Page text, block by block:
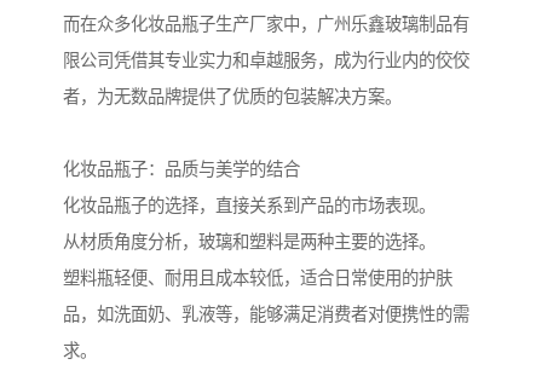
而在众多化妆品瓶子生产厂家中，广州乐鑫玻璃制品有
限公司凭借其专业实力和卓越服务，成为行业内的佼佼
者，为无数品牌提供了优质的包装解决方案。
化妆品瓶子：品质与美学的结合
化妆品瓶子的选择，直接关系到产品的市场表现。
从材质角度分析，玻璃和塑料是两种主要的选择。
塑料瓶轻便、耐用且成本较低，适合日常使用的护肤
品，如洗面奶、乳液等，能够满足消费者对便携性的需
求。